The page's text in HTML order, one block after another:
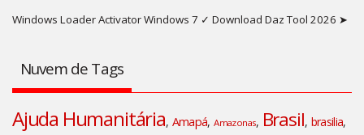
Windows Loader Activator Windows 7 ✓ Download Daz Tool 2026 ➤
Nuvem de Tags
Ajuda Humanitária, Amapá,Amazonas, Brasil, brasilia,